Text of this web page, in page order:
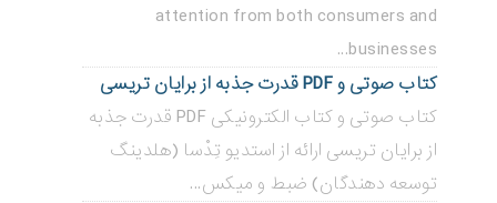
attention from both consumers and
businesses...
کتاب صوتی و PDF قدرت جذبه از برایان تریسی
کتاب صوتی و کتاب الکترونیکی PDF قدرت جذبه
از برایان تریسی ارائه از استدیو تِدْسا (هلدینگ
توسعه دهندگان) ضبط و میکس...